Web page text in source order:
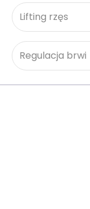
Lifting rzęs
Regulacja brwi